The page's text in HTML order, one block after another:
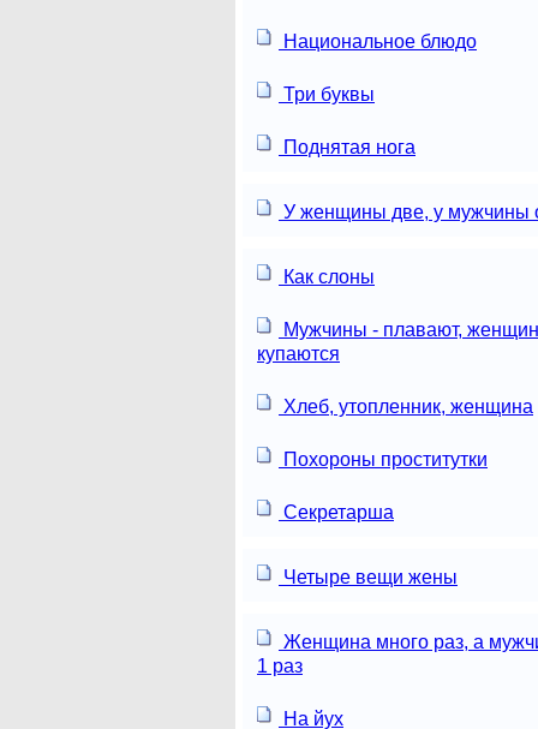
Национальное блюдо
Три буквы
Поднятая нога
У женщины две, у мужчины
Как слоны
Мужчины - плавают,
купаются
Хлеб, утопленник, женщина
Похороны проститутки
Секретарша
Четыре вещи жены
Женщина много раз, а
1 раз
На йух